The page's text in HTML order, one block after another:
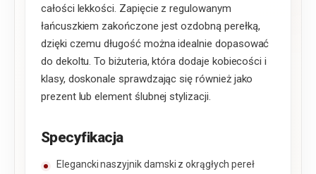
całości lekkości. Zapięcie z regulowanym
łańcuszkiem zakończone jest ozdobną perełką,
dzięki czemu długość można idealnie dopasować
do dekoltu. To biżuteria, która dodaje kobiecości i
klasy, doskonale sprawdzając się również jako
prezent lub element ślubnej stylizacji.
Specyfikacja
Elegancki naszyjnik damski z okrągłych pereł